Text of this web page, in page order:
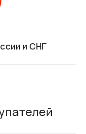
и СНГ